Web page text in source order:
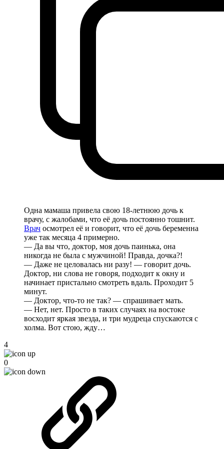
Одна мамаша привела свою 18-летнюю дочь к
врачу, с жалобами, что её дочь постоянно тошнит.
Врач осмотрел её и говорит, что её дочь беременна
уже так месяца 4 примерно.
— Да вы что, доктор, моя дочь паинька, она
никогда не была с мужчиной! Правда, дочка?!
— Даже не целовалась ни разу! — говорит дочь.
Доктор, ни слова не говоря, подходит к окну и
начинает пристально смотреть вдаль. Проходит 5
минут.
— Доктор, что-то не так? — спрашивает мать.
— Нет, нет. Просто в таких случаях на востоке
восходит яркая звезда, и три мудреца спускаются с
холма. Вот стою, жду…
4
0